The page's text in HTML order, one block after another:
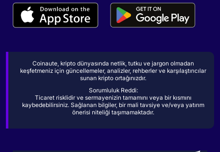
Coinaute, kripto dünyasında netlik, tutku ve jargon olmadan
keşfetmeniz için güncellemeler, analizler, rehberler ve karşılaştırıcılar
sunan kripto ortağınızdır.
Sorumluluk Reddi:
Ticaret risklidir ve sermayenizin tamamını veya bir kısmını
kaybedebilirsiniz. Sağlanan bilgiler, bir mali tavsiye ve/veya yatırım
önerisi niteliği taşımamaktadır.